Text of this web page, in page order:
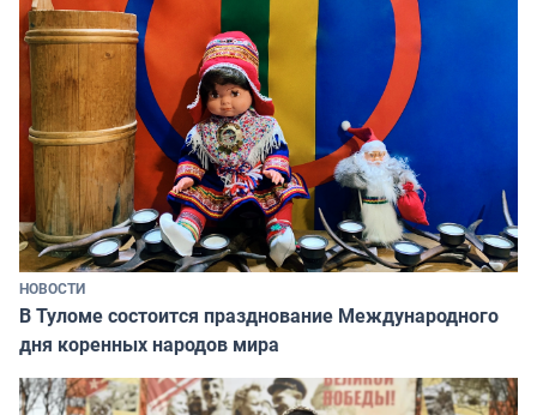
НОВОСТИ
В Туломе состоится празднование Международного
дня коренных народов мира